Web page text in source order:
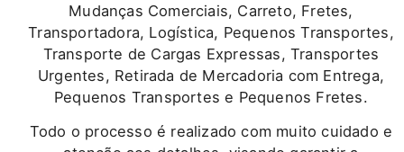
Mudanças Comerciais, Carreto, Fretes,
Transportadora, Logística, Pequenos Transportes,
Transporte de Cargas Expressas, Transportes
Urgentes, Retirada de Mercadoria com Entrega,
Pequenos Transportes e Pequenos Fretes.
Todo o processo é realizado com muito cuidado e